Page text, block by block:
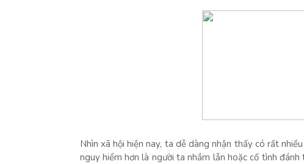
Nhìn xã hội hiện nay, ta dễ dàng nhận thấy có rất
nguy hiểm hơn là người ta nhầm lẫn hoặc cố tình